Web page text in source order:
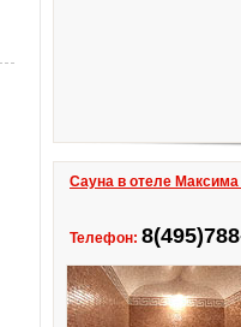
Сауна в отеле
Телефон: